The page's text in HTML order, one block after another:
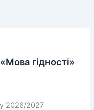
гідності»
2026/2027